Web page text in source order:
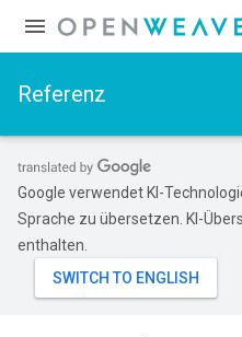
Referenz
Google verwendet KI-
Sprache zu übersetzen. KI-
enthalten.